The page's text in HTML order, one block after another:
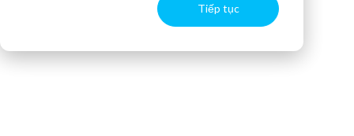
Tiếp tục